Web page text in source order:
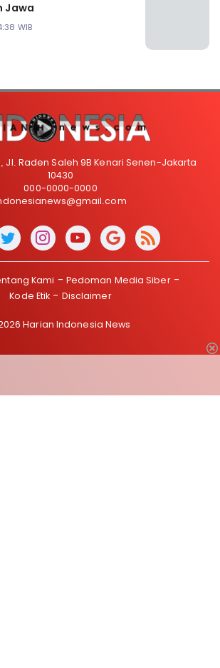
Jawa
WIB
Jl. Raden Saleh 9B Kenari Senen-Jakarta
10430
000-0000-0000
Kami
Pedoman Media Siber
Kode Etik
Disclaimer
Harian Indonesia News